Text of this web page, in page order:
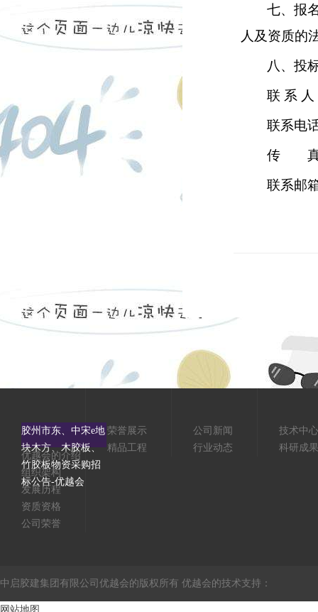
七、报
人及资质的
八、投
联 系
联系电
传 真
联系邮
胶州市东、中宋e地
块木方、木胶板、
竹胶板物资采购招
标公告-优越会
优越会的介绍
组织架构
发展历程
资质资格
公司荣誉
荣誉展示
精品工程
公司新闻
行业动态
技术中心
科研成果
中启胶建集团有限公司优越会的版权所有 优越会的技术支持：
网站地图